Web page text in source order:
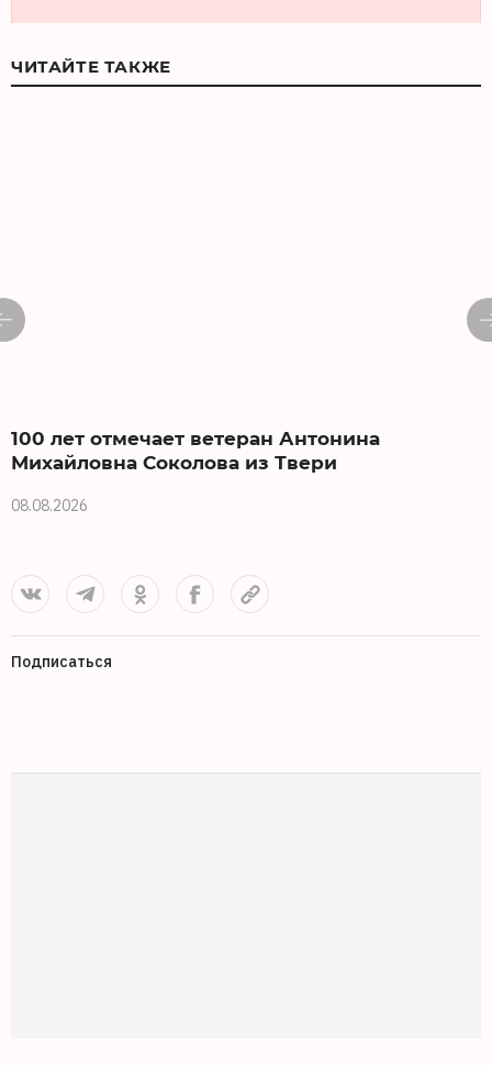
ЧИТАЙТЕ ТАКЖЕ
100 лет отмечает ветеран Антонина
Михайловна Соколова из Твери
08.08.2026
Подписаться